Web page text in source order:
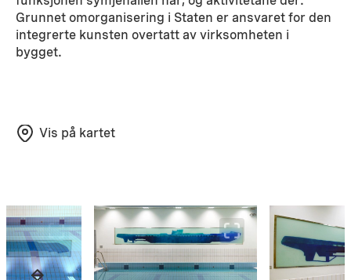
Grunnet omorganisering i Staten er ansvaret for den
integrerte kunsten overtatt av virksomheten i
bygget.
Vis på kartet